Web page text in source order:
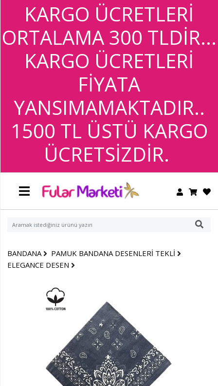
KARGO ÜCRETLERİ
ORTALAMA 300 TLDİR...
KARGO ÜCRETLERİ
FİYATA
YANSIMAMAKTADIR..
1500 TL ÜSTÜ KARGO
ÜCRETSİZDİR.
BANDANA
TESETTÜR
GİYİM
BANDANA
PAMUK BANDANA DESENLERİ TEKLİ
ELEGANCE DESEN